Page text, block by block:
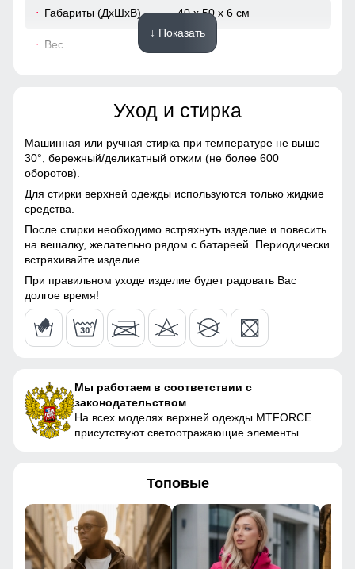
Габариты (ДхШхВ) 40 x 50 x 6 см
Вес
ВНИМАНИЕ!!! Товар который куплен с уценкой не
подлежит возврату и обмену.
Образец!
↓ Показать
Уход и стирка
Машинная или ручная стирка при температуре не выше
30°, бережный/деликатный отжим (не более 600
оборотов).
Для стирки верхней одежды используются только жидкие
средства.
После стирки необходимо встряхнуть изделие и повесить
на вешалку, желательно рядом с батареей. Периодически
встряхивайте изделие.
При правильном уходе изделие будет радовать Вас
долгое время!
Мы работаем в соответствии с
законодательством
На всех моделях верхней одежды MTFORCE
присутствуют светоотражающие элементы
Топовые